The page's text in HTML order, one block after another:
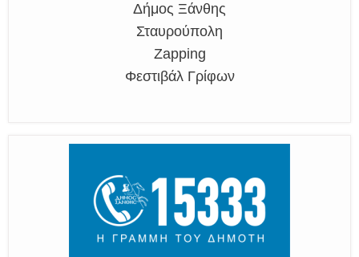
Δήμος Ξάνθης
Σταυρούπολη
Zapping
Φεστιβάλ Γρίφων